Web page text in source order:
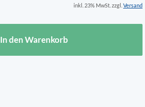
inkl. 23% MwSt. zzgl. Versand
In den Warenkorb